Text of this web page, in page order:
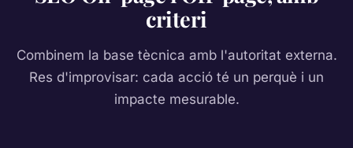
criteri
Combinem la base tècnica amb l'autoritat externa.
Res d'improvisar: cada acció té un perquè i un
impacte mesurable.